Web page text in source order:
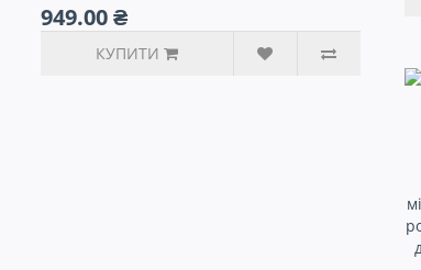
949.00 ₴
КУПИТИ